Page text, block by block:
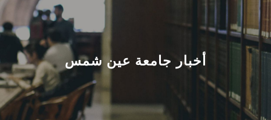
عن الجامعة
القطاعـات
الشئون الأكاديمية
أخبار جامعة عين شمس